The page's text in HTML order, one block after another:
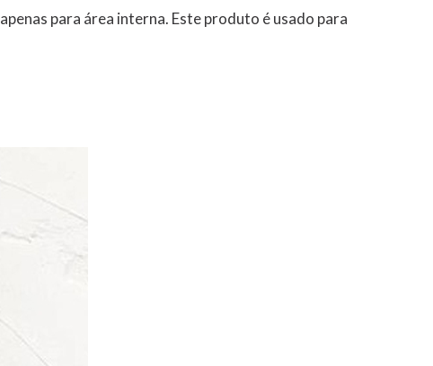
para área interna. Este produto é usado para